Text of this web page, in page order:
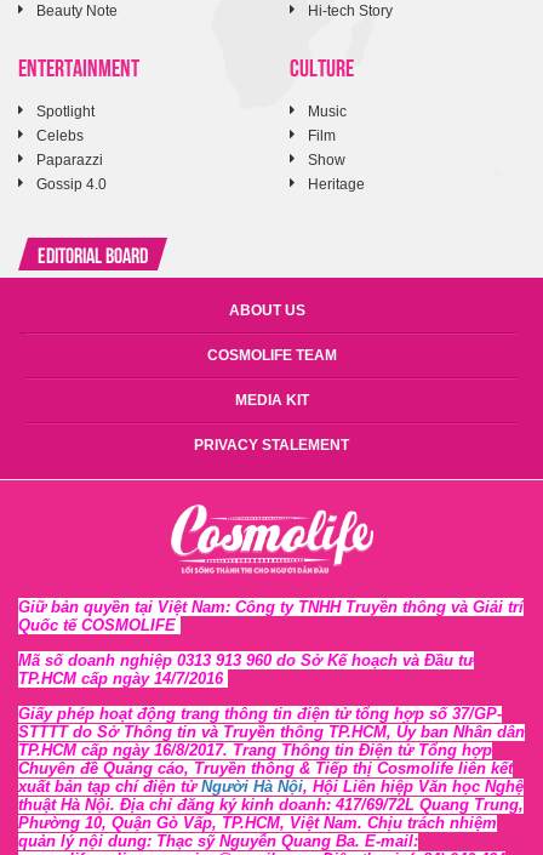
Beauty Note
Hi-tech Story
ENTERTAINMENT
Spotlight
Celebs
Paparazzi
Gossip 4.0
CULTURE
Music
Film
Show
Heritage
Editorial Board
ABOUT US
COSMOLIFE TEAM
MEDIA KIT
PRIVACY STALEMENT
Giữ bản quyền tại Việt Nam: Công ty TNHH Truyền thông và Giải trí
Quốc tế COSMOLIFE
Mã số doanh nghiệp 0313 913 960 do Sở Kế hoạch và Đầu tư
TP.HCM cấp ngày 14/7/2016
Giấy phép hoạt động trang thông tin điện tử tổng hợp số 37/GP-
STTTT do Sở Thông tin và Truyền thông TP.HCM, Ủy ban Nhân dân
TP.HCM cấp ngày 16/8/2017. Trang Thông tin Điện tử Tổng hợp
Chuyên đề Quảng cáo, Truyền thông & Tiếp thị Cosmolife liên kết
xuất bản tạp chí điện tử Người Hà Nội, Hội Liên hiệp Văn học Nghệ
thuật Hà Nội. Địa chỉ đăng ký kinh doanh: 417/69/72L Quang Trung,
Phường 10, Quận Gò Vấp, TP.HCM, Việt Nam. Chịu trách nhiệm
quản lý nội dung: Thạc sỹ Nguyễn Quang Ba. E-mail: